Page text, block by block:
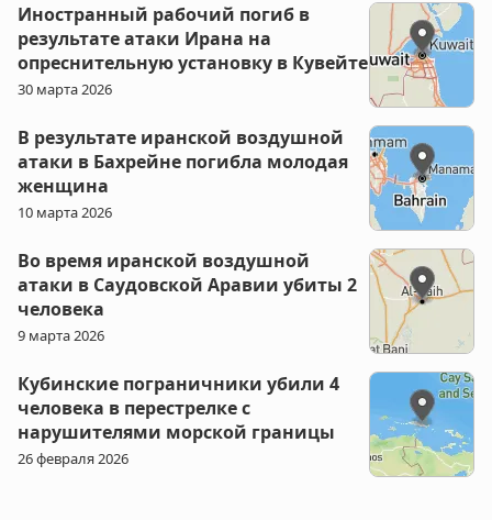
Иностранный рабочий погиб в
результате атаки Ирана на
опреснительную установку в Кувейте
30 марта 2026
В результате иранской воздушной
атаки в Бахрейне погибла молодая
женщина
10 марта 2026
Во время иранской воздушной
атаки в Саудовской Аравии убиты 2
человека
9 марта 2026
Кубинские пограничники убили 4
человека в перестрелке с
нарушителями морской границы
26 февраля 2026